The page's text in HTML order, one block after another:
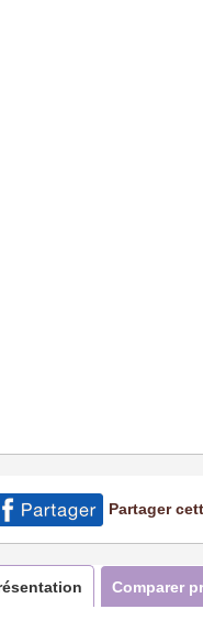
Partager
Comparer